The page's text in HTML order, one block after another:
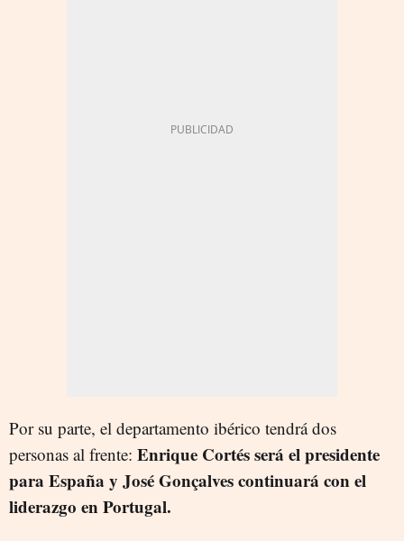
Por su parte, el departamento ibérico tendrá dos
personas al frente: Enrique Cortés será el presidente
para España y José Gonçalves continuará con el
liderazgo en Portugal.